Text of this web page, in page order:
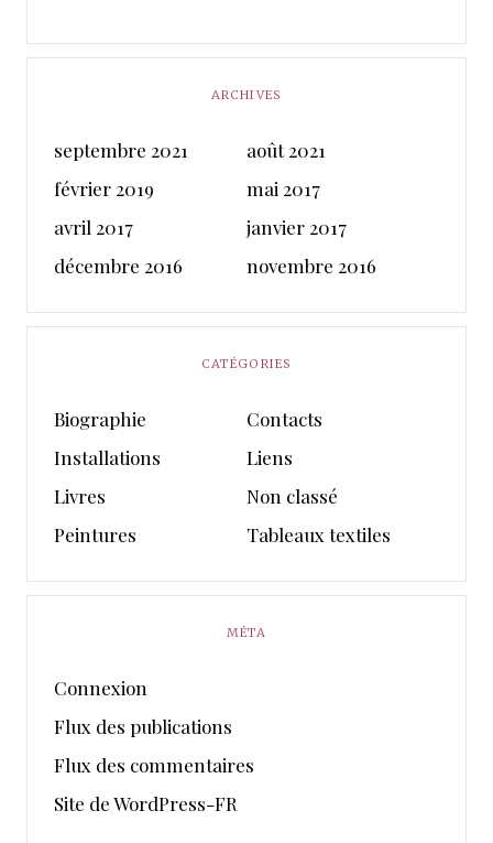
ARCHIVES
septembre 2021
août 2021
février 2019
mai 2017
avril 2017
janvier 2017
décembre 2016
novembre 2016
CATÉGORIES
Biographie
Contacts
Installations
Liens
Livres
Non classé
Peintures
Tableaux textiles
MÉTA
Connexion
Flux des publications
Flux des commentaires
Site de WordPress-FR